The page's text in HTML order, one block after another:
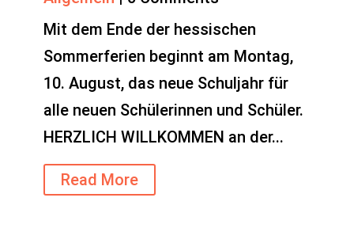
Mit dem Ende der hessischen
Sommerferien beginnt am Montag,
10. August, das neue Schuljahr für
alle neuen Schülerinnen und Schüler.
HERZLICH WILLKOMMEN an der...
Read More